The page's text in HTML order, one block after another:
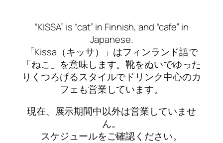
“KISSA” is “cat” in Finnish, and “cafe” in
Japanese.
「Kissa（キッサ）」はフィンランド語で
「ねこ」を意味します。靴をぬいでゆった
りくつろげるスタイルでドリンク中心のカ
フェも営業しています。
現在、展示期間中以外は営業していませ
ん。
スケジュールをご確認ください。